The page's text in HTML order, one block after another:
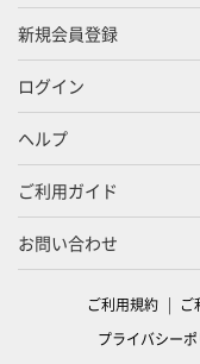
新規会員登録
ログイン
ヘルプ
ご利用ガイド
お問い合わせ
ご利用規約 ご
プライバシー